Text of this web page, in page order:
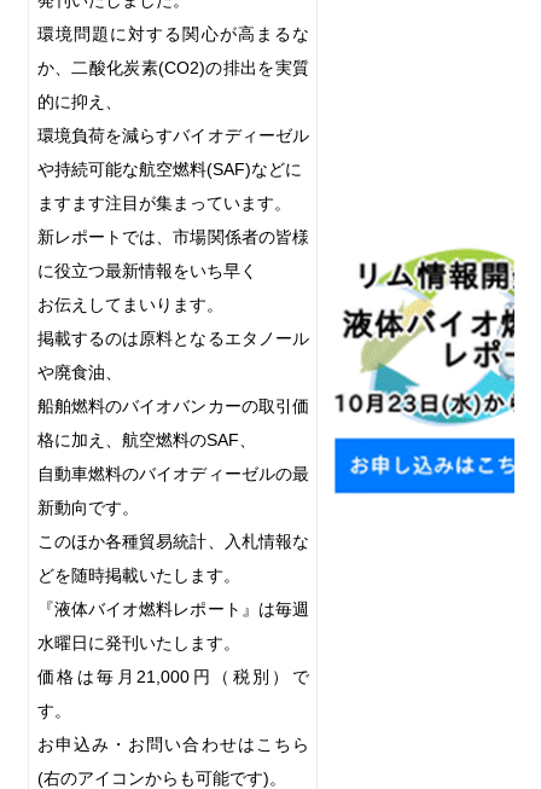
環境問題に対する関心が高まるな
か、二酸化炭素(CO2)の排出を実質
的に抑え、
環境負荷を減らすバイオディーゼル
や持続可能な航空燃料(SAF)などに
ますます注目が集まっています。
新レポートでは、市場関係者の皆様
に役立つ最新情報をいち早く
お伝えしてまいります。
掲載するのは原料となるエタノール
や廃食油、
船舶燃料のバイオバンカーの取引価
格に加え、航空燃料のSAF
自動車燃料のバイオディーゼルの最
新動向です。
このほか各種貿易統計、入札情報な
どを随時掲載いたします。
『液体バイオ燃料レポート』は毎週
水曜日に発刊いたします。
価格は毎月 21,000 円（税別）で
す。
お申込み・お問い合わせはこちら
(右のアイコンからも可能です)。